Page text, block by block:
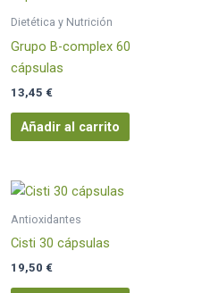
Dietética y Nutrición
Grupo B-complex 60
cápsulas
13,45 €
Añadir al carrito
Antioxidantes
Cisti 30 cápsulas
19,50 €